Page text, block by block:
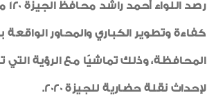
كفاءة وتطوير الكباري والمحاور الواقعة
المحافظة، وذلك تماشيًا مع الرؤية
لإحداث نقلة حضارية للجيزة 2020.